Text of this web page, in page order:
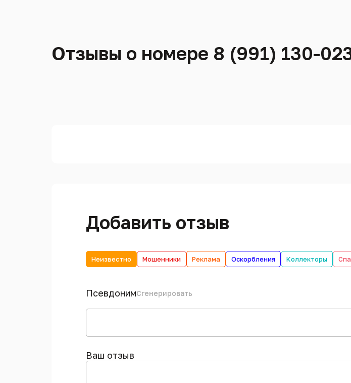
Отзывы о номере 8 (991) 130-
Добавить отзыв
Неизвестно Мошенники Реклама Оскорбления Коллекторы
ПсевдонимСгенерировать
Ваш отзыв